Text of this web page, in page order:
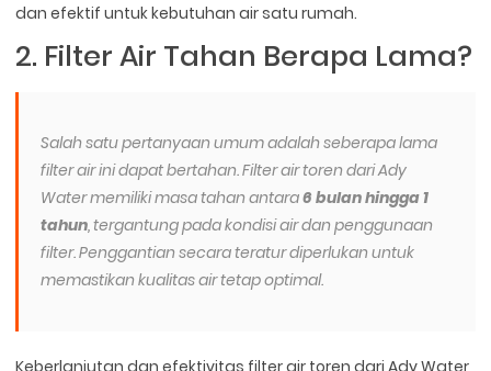
dan efektif untuk kebutuhan air satu rumah.
2. Filter Air Tahan Berapa Lama?
Salah satu pertanyaan umum adalah seberapa lama
filter air ini dapat bertahan. Filter air toren dari Ady
Water memiliki masa tahan antara6 bulan hingga 1
tahun, tergantung pada kondisi air dan penggunaan
filter. Penggantian secara teratur diperlukan untuk
memastikan kualitas air tetap optimal.
Keberlanjutan dan efektivitas filter air toren dari Ady Water